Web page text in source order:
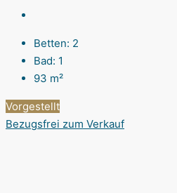
Betten: 2
Bad: 1
93 m²
Vorgestellt
Bezugsfrei zum Verkauf